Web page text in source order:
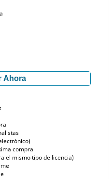
Ahora
compra
el mismo tipo de licencia)